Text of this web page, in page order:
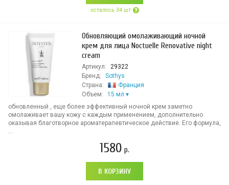
осталось 34 шт
Обновляющий омолаживающий ночной
крем для лица Noctuelle Renovative night
cream
Артикул:
29322
Бренд:
Sothys
Страна:
Франция
Объем:
15 мл
обновленный , еще более эффективный ночной крем заметно
омолаживает вашу кожу с каждым применением, дополнительно
оказывая благотворное ароматерапевтическое действие. Его формула,
...
1580 р.
В КОРЗИНУ